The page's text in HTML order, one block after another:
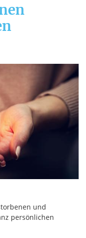
und
persönlichen